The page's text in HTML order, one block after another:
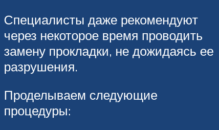
Специалисты даже рекомендуют
через некоторое время проводить
замену прокладки, не дожидаясь ее
разрушения.
Проделываем следующие
процедуры: